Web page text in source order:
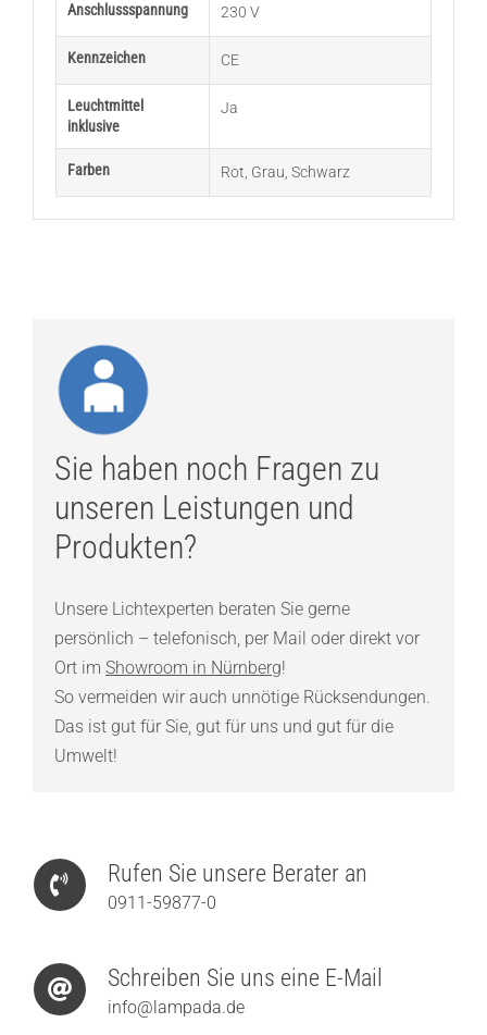
Anschlussspannung 230 V
Kennzeichen CE
Leuchtmittel
inklusive
Ja
Farben Rot Grau Schwarz
Sie haben noch Fragen zu
unseren Leistungen und
Produkten?
Unsere Lichtexperten beraten Sie gerne
persönlich – telefonisch, per Mail oder direkt vor
Ort im Showroom in Nürnberg!
So vermeiden wir auch unnötige Rücksendungen.
Das ist gut für Sie, gut für uns und gut für die
Umwelt!
Rufen Sie unsere Berater an
0911-59877-0
Schreiben Sie uns eine E-Mail
info@lampada.de